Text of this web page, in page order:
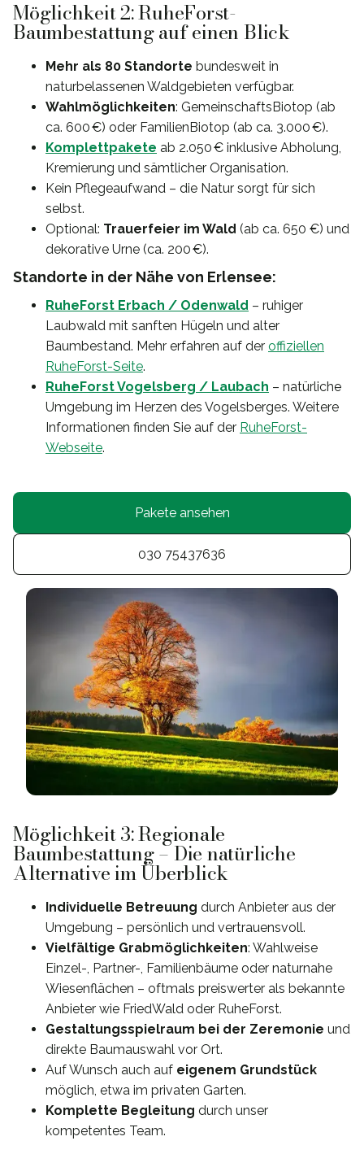
Möglichkeit 2: RuheForst-
Baumbestattung auf einen Blick
Mehr als 80 Standorte bundesweit in
naturbelassenen Waldgebieten verfügbar.
Wahlmöglichkeiten: GemeinschaftsBiotop (ab
ca. 600 €) oder FamilienBiotop (ab ca. 3.000 €).
Komplettpakete ab 2.050 € inklusive Abholung,
Kremierung und sämtlicher Organisation.
Kein Pflegeaufwand – die Natur sorgt für sich
selbst.
Optional: Trauerfeier im Wald (ab ca. 650 €) und
dekorative Urne (ca. 200 €).
Standorte in der Nähe von Erlensee:
RuheForst Erbach / Odenwald – ruhiger
Laubwald mit sanften Hügeln und alter
Baumbestand. Mehr erfahren auf der offiziellen
RuheForst-Seite.
RuheForst Vogelsberg / Laubach – natürliche
Umgebung im Herzen des Vogelsberges. Weitere
Informationen finden Sie auf der RuheForst-
Webseite.
Pakete ansehen
030 75437636
Möglichkeit 3: Regionale
Baumbestattung – Die natürliche
Alternative im Überblick
Individuelle Betreuung durch Anbieter aus der
Umgebung – persönlich und vertrauensvoll.
Vielfältige Grabmöglichkeiten: Wahlweise
Einzel-, Partner-, Familienbäume oder naturnahe
Wiesenflächen – oftmals preiswerter als bekannte
Anbieter wie FriedWald oder RuheForst.
Gestaltungsspielraum bei der Zeremonie und
direkte Baumauswahl vor Ort.
Auf Wunsch auch auf eigenem Grundstück
möglich, etwa im privaten Garten.
Komplette Begleitung durch unser
kompetentes Team.